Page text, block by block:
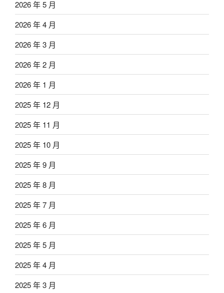
2026 年 5 月
2026 年 4 月
2026 年 3 月
2026 年 2 月
2026 年 1 月
2025 年 12 月
2025 年 11 月
2025 年 10 月
2025 年 9 月
2025 年 8 月
2025 年 7 月
2025 年 6 月
2025 年 5 月
2025 年 4 月
2025 年 3 月